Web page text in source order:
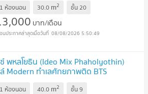
1 ห้องนอน 30.0 m2 ชั้น20
บาท/เดือน
08/08/2026 5:50:49
พหลโยธิน (Ideo Mix Phaholyothin)
Modern ทำเลศักยภาพติด BTS
1 ห้องนอน 40.0 m2 ชั้น9